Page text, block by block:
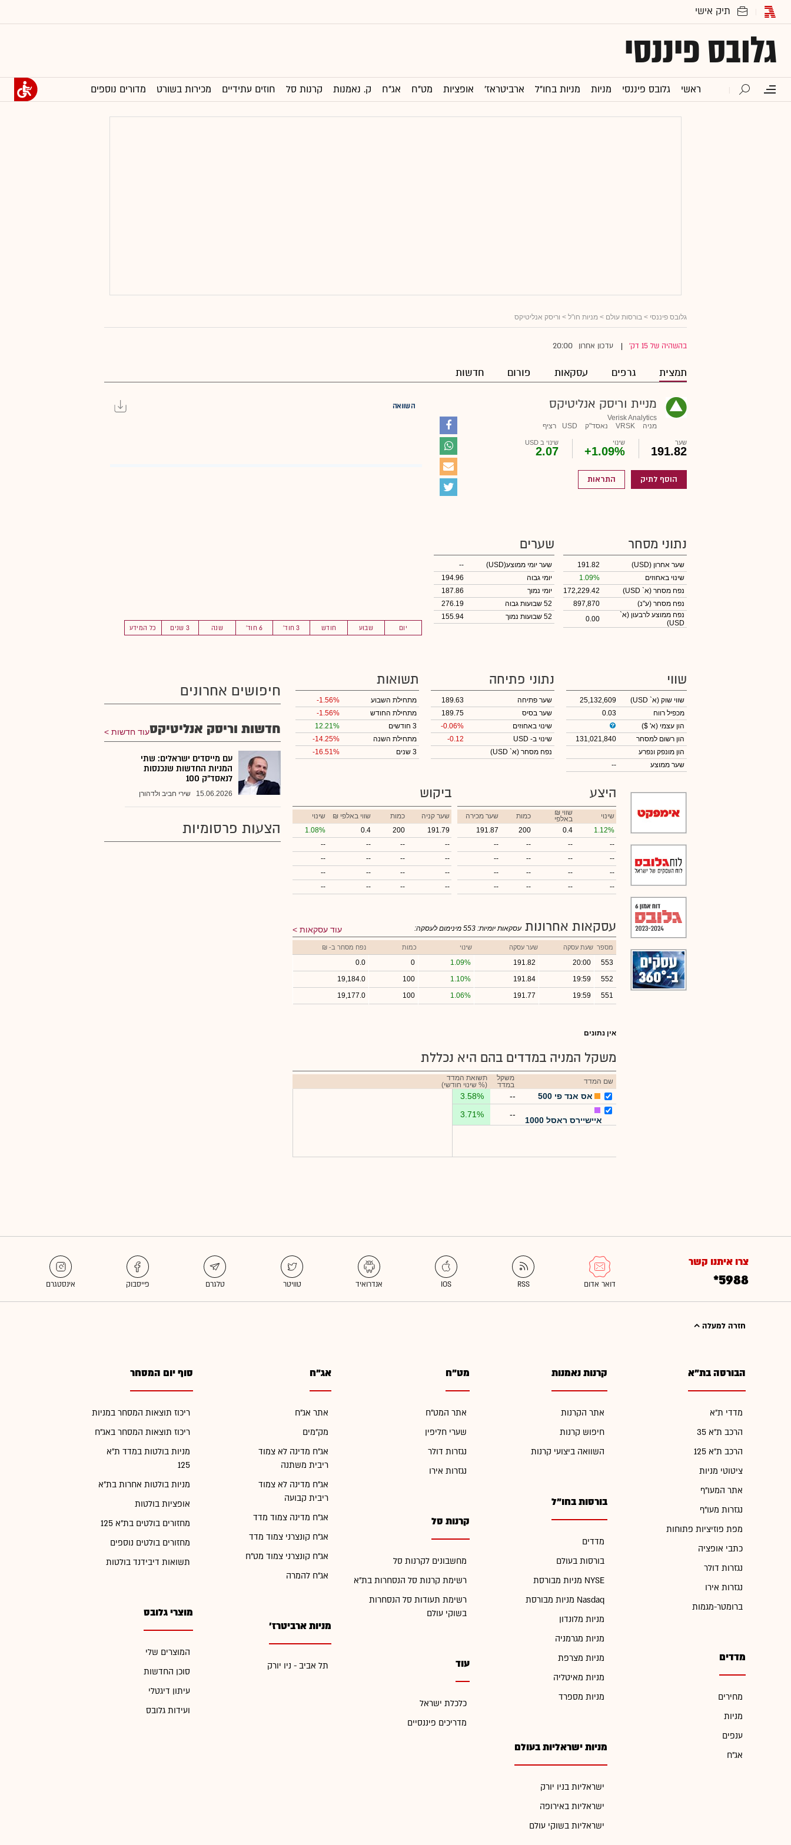
גלובס פיננסי
ראשי גלובס פיננסי מניות מניות בחו"ל ארביטראז' אופציות מט"ח אג"ח ק. נאמנות קרנות סל חוזים עתידיים מכירות בשורט מדורים נוספים
גלובס פיננסי > בורסות עולם > מניות חו"ל > וריסק אנליטיקס
בהשהיה של 15 דק' עדכון אחרון 20:00
תמצית גרפים עסקאות פורום חדשות
מניית וריסק אנליטיקס
Verisk Analytics
מניה
VRSK נאסד"ק USD רציף
שער
191.82
שינוי
+1.09%
שינוי ב USD
2.07
הוסף לתיק התראות
השוואה
יום שבוע חודש 3 חוד' 6 חוד' שנה 3 שנים כל המידע
נתוני מסחר
שער אחרון (USD)
191.82
שינוי באחוזים
1.09%
נפח מסחר (א` USD)
172,229.42
נפח מסחר (ע"נ)
897,870
נפח ממוצע לרבעון (א`
USD)
0.00
שערים
שער יומי ממוצע(USD)
--
יומי גבוה
194.96
יומי נמוך
187.86
52 שבועות גבוה
276.19
52 שבועות נמוך
155.94
שווי
שווי שוק (א` USD)
25,132,609
מכפיל רווח
0.03
הון עצמי (א' $)
הון רשום למסחר
131,021,840
הון מונפק ונפרע
שער ממוצע
--
נתוני פתיחה
שער פתיחה
189.63
שער בסיס
189.75
שינוי באחוזים
-0.06%
שינוי ב- USD
-0.12
נפח מסחר (א` USD)
תשואות
מתחילת השבוע
-1.56%
מתחילת החודש
-1.56%
3 חודשים
12.21%
מתחילת השנה
-14.25%
3 שנים
-16.51%
היצע
שינוי ₪ שווי
באלפי כמות
שער מכירה
1.12%
0.4
200
191.87
--
--
--
--
--
--
--
--
--
--
--
--
--
--
--
--
ביקוש
שער קניה כמות ₪ שווי באלפי
שינוי
191.79
200
0.4
1.08%
--
--
--
--
--
--
--
--
--
--
--
--
--
--
--
--
עסקאות אחרונות עוד עסקאות עסקאות יומיות: 553 מינימום לעסקה:
מספר שעת עסקה שער עסקה שינוי כמות נפח מסחר ב- ₪
553
20:00
191.82
1.09%
0
0.0
552
19:59
191.84
1.10%
100
19,184.0
551
19:59
191.77
1.06%
100
19,177.0
אין נתונים
משקל המניה במדדים בהם היא נכללת
שם המדד
משקל
במדד
תשואת המדד
(% שינוי חודשי)
אס אנד פי 500 --
3.58%
איישיירס ראסל 1000
--
3.71%
חיפושים אחרונים
חדשות וריסק אנליטיקסעוד חדשות
עם מייסדים ישראלים: שתי
המניות החדשות שנכנסות
לנאסד"ק 100
15.06.2026 שירי חביב ולדהורן
הצעות פרסומיות
צרו איתנו קשר
*5988
חזרה למעלה
הבורסה בת"א
מדדי ת"א
הרכב ת"א 35
הרכב ת"א 125
ציטוטי מניות
אתר המעו"ף
נגזרות מעו"ף
מפת פוזיציות פתוחות
כתבי אופציה
נגזרות דולר
נגזרות אירו
ברומטר-מגמות
מדדים
מחירים
מניות
ענפים
אג"ח
קרנות נאמנות
אתר הקרנות
חיפוש קרנות
השוואה ביצועי קרנות
בורסות בחו"ל
מדדים
בורסות בעולם
מניות מבורסת NYSE
מניות מבורסת Nasdaq
מניות מלונדון
מניות מגרמניה
מניות מצרפת
מניות מאיטליה
מניות מספרד
מניות ישראליות בעולם
ישראליות בניו יורק
ישראליות באירופה
ישראליות בשוקי עולם
מט"ח
אתר המט"ח
שערי חליפין
נגזרות דולר
נגזרות אירו
קרנות סל
מחשבונים לקרנות סל
רשימת קרנות סל הנסחרות בת"א
רשימת תעודות סל הנסחרות
בשוקי עולם
עוד
כלכלת ישראל
מדריכים פיננסיים
אג"ח
אתר אג"ח
מק"מים
אג"ח מדינה לא צמוד
ריבית משתנה
אג"ח מדינה לא צמוד
ריבית קבועה
אג"ח מדינה צמוד מדד
אג"ח קונצרני צמוד מדד
אג"ח קונצרני צמוד מט"ח
אג"ח להמרה
מניות ארביטרז'
תל אביב - ניו יורק
סוף יום המסחר
ריכוז תוצאות המסחר במניות
ריכוז תוצאות המסחר באג"ח
מניות בולטות במדד ת"א
125
מניות בולטות אחרות בת"א
אופציות בולטות
מחזורים בולטים בת"א 125
מחזורים בולטים נוספים
תשואות דיבידנד בולטות
מוצרי גלובס
המוצרים שלי
סוכן החדשות
עיתון דיגטלי
ועידות גלובס